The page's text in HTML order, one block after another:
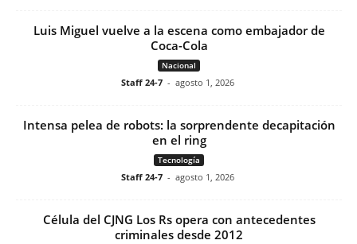
Luis Miguel vuelve a la escena como embajador de
Coca-Cola
Nacional
Staff 24-7 - agosto 1, 2026
Intensa pelea de robots: la sorprendente decapitación
en el ring
Tecnología
Staff 24-7 - agosto 1, 2026
Célula del CJNG Los Rs opera con antecedentes
criminales desde 2012